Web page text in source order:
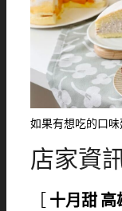
如果有想吃的口
店家資
十月甜